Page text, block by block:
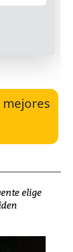
elige